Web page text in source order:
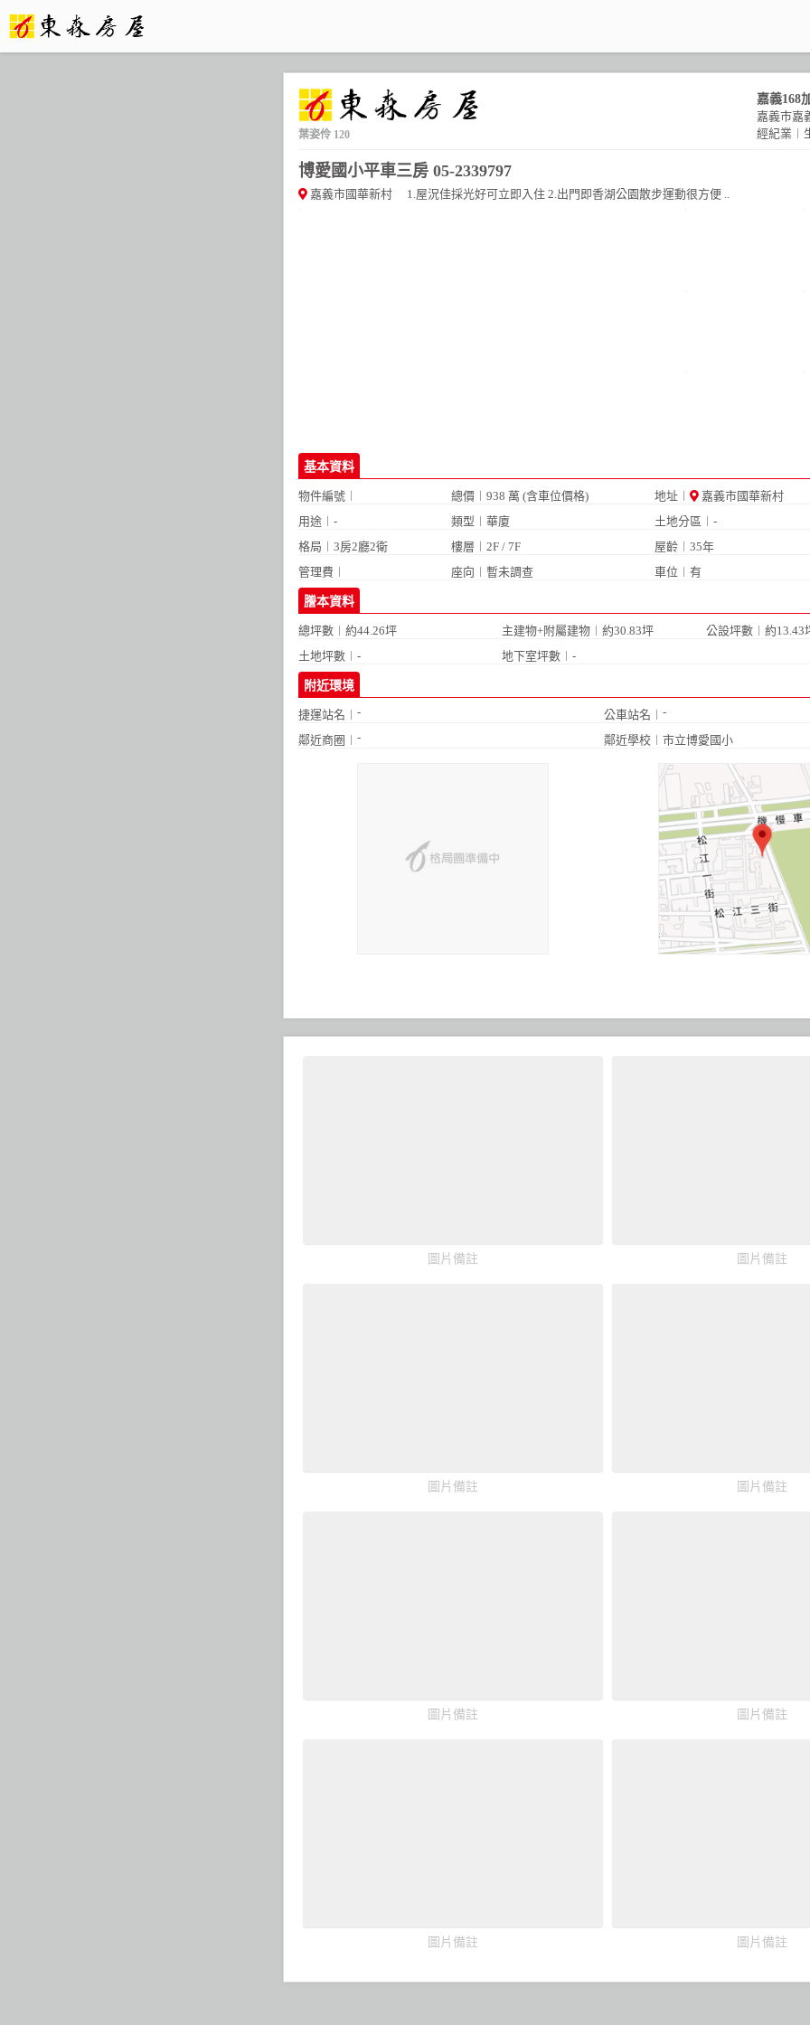
葉姿伶 120
嘉義168
嘉義市嘉
經紀業︱
博愛國小平車三房 05-2339797
嘉義市國華新村 1.屋況佳採光好可立即入住 2.出門即香湖公園散步運動很方便 ..
基本資料
物件編號︱ 總價︱938 萬 (含車位價格) 地址︱
嘉義市國華新村
用途︱-
類型︱華廈
土地分區︱-
格局︱ 3房2廳2衛 樓層︱2F / 7F
屋齡︱35年
管理費︱
座向︱暫未調查 車位︱有
謄本資料
總坪數︱約44.26坪 主建物+附屬建物︱約30.83坪
公設坪數︱約13.43
土地坪數︱-
地下室坪數︱-
附近環境
捷運站名︱ - 公車站名︱ -
鄰近商圈︱ - 鄰近學校︱ 市立博愛國小